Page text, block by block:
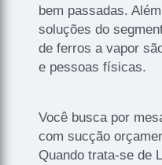
bem passadas.
soluções do
de ferros a vapor
e pessoas físicas.
Você busca por
com sucção
Quando trata-se de